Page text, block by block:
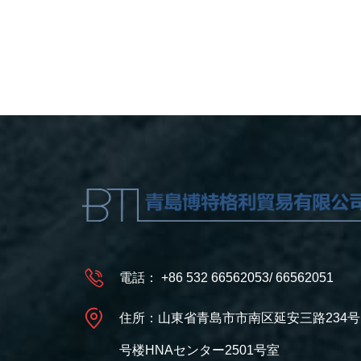
電話： +86 532 66562053/66562051
住所：山東省青島市市南区延安三路234
号楼HNAセンター2501号室